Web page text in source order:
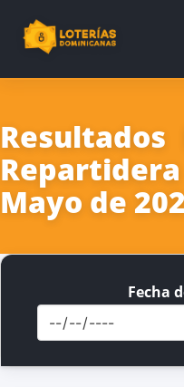
Resultados
Mayo de
Fecha